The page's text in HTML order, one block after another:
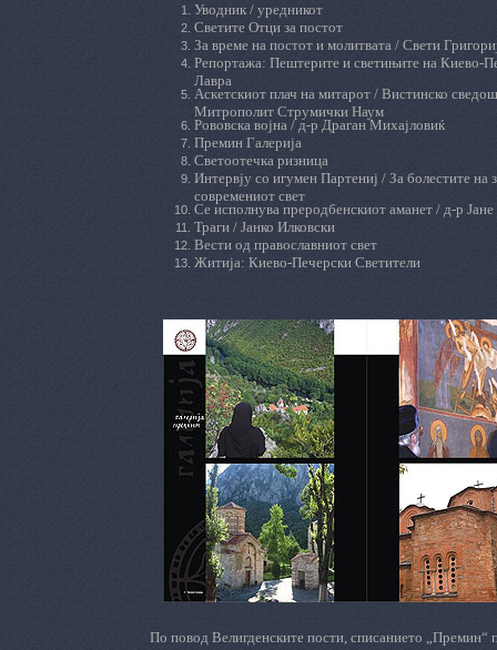
Уводник / уредникот
Светите Отци за постот
За време на постот и молитвата / Свети
Репортажа: Пештерите и светињите на Киево-
Лавра
Аскетскиот плач на митарот / Вистинско
Митрополит Струмички Наум
Рововска војна / д-р Драган Михајловиќ
Премин Галерија
Светоотечка ризница
Интервју со игумен Партениј / За болестите на
современиот свет
Се исполнува преродбенскиот аманет / д-р Јанe
Траги / Јанко Илковски
Вести од православниот свет
Житија: Киево-Печерски Светители
По повод Велигденските пости, списанието „Премин“